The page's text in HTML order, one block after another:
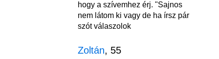
hogy a szívemhez érj. "Sajnos
nem látom ki vagy de ha írsz pár
szót válaszolok
Zoltán, 55